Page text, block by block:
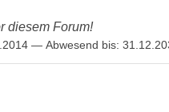
diesem Forum!
— Abwesend bis: